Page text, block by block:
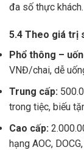
đa số thực khách.
5.4 Theo giá trị
Phổ thông –
VNĐ/chai, dễ
Trung cấp:
trong tiệc, biếu
Cao cấp:
hạng AOC,